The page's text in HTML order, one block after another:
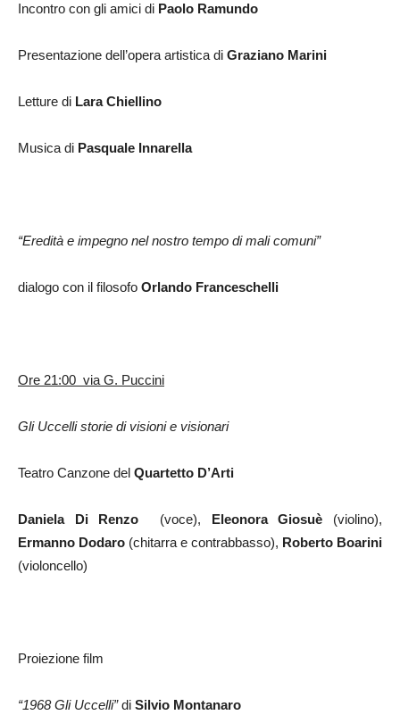
Incontro con gli amici di Paolo Ramundo
Presentazione dell’opera artistica di Graziano Marini
Letture di Lara Chiellino
Musica di Pasquale Innarella
“Eredità e impegno nel nostro tempo di mali comuni”
dialogo con il filosofo Orlando Franceschelli
Ore 21:00 via G. Puccini
Gli Uccelli storie di visioni e visionari
Teatro Canzone del Quartetto D’Arti
Daniela Di Renzo (voce), Eleonora Giosuè (violino),
Ermanno Dodaro (chitarra e contrabbasso), Roberto Boarini
(violoncello)
Proiezione film
“1968 Gli Uccelli”di Silvio Montanaro